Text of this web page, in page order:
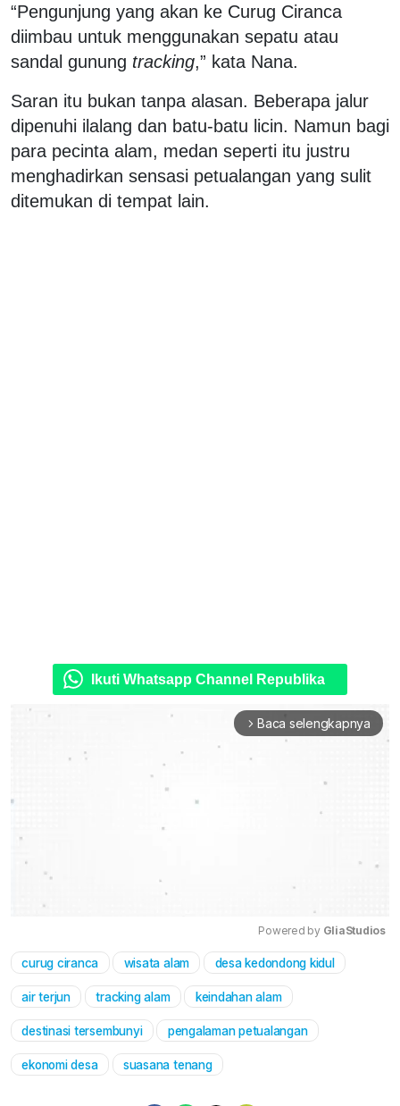
“Pengunjung yang akan ke Curug Ciranca
diimbau untuk menggunakan sepatu atau
sandal gunung tracking,” kata Nana.
Saran itu bukan tanpa alasan. Beberapa jalur
dipenuhi ilalang dan batu-batu licin. Namun bagi
para pecinta alam, medan seperti itu justru
menghadirkan sensasi petualangan yang sulit
ditemukan di tempat lain.
Ikuti Whatsapp Channel Republika
arrow_forward_ios Baca selengkapnya
Mute
Powered by GliaStudios
curug ciranca wisata alam desa kedondong kidul
air terjun tracking alam keindahan alam
destinasi tersembunyi pengalaman petualangan
ekonomi desa suasana tenang